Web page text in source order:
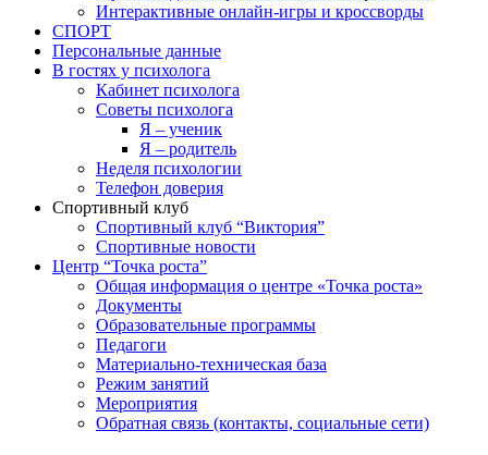
Интерактивные онлайн-игры и кроссворды
СПОРТ
Персональные данные
В гостях у психолога
Кабинет психолога
Советы психолога
Я – ученик
Я – родитель
Неделя психологии
Телефон доверия
Спортивный клуб
Спортивный клуб “Виктория”
Спортивные новости
Центр “Точка роста”
Общая информация о центре «Точка роста»
Документы
Образовательные программы
Педагоги
Материально-техническая база
Режим занятий
Мероприятия
Обратная связь (контакты, социальные сети)